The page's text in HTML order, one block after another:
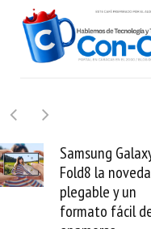
Galaxy Z
la novedad
y un
fácil de